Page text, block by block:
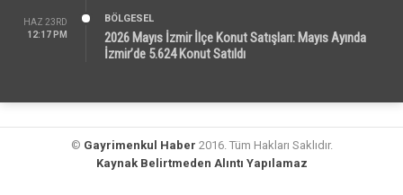
HAZ 23RD
12:17 PM
BÖLGESEL
2026 Mayıs İzmir İlçe Konut Satışları: Mayıs Ayında
İzmir’de 5.624 Konut Satıldı
© Gayrimenkul Haber 2016. Tüm Hakları Saklıdır.
Kaynak Belirtmeden Alıntı Yapılamaz